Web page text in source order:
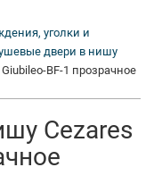
уголки и
двери в нишу
BF-1 прозрачное
Cezares